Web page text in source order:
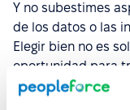
Y no subestimes
de los datos o las
Elegir bien no es
oportunidad para
el talento y